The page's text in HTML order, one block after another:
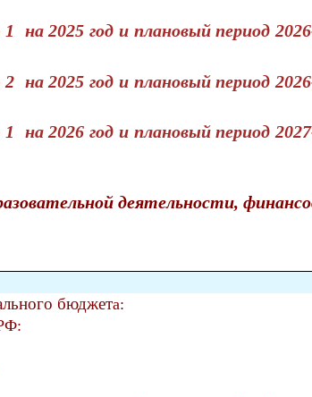
на 2025 год и плановый период
на 2025 год и плановый период
на 2026 год и плановый период
деятельности,
бюджета: